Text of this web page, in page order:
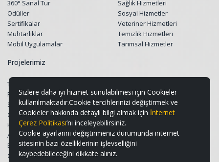
360° Sanal Tur
Ödüller
Sertifikalar
Muhtarlıklar
Mobil Uygulamalar
Sağlık Hizmetleri
Sosyal Hizmetler
Veteriner Hizmetleri
Temizlik Hizmetleri
Tarımsal Hizmetler
Projelerimiz
Tüm Projeler
Restorasyon Projeleri
Sosyal Belediyecilik Projeleri
Gençlik ve Spor Projeleri
Kültür & Sanat ve Turizm Projeleri
Altyapı ve Üstyapı Projeleri
Eğitim Destek Projeleri
Çevre, Peyzaj ve Geri Dönüşüm
Sizlere daha iyi hizmet sunulabilmesi için Cookieler
kullanılmaktadır.Cookie tercihlerinizi değiştirmek ve
Cookieler hakkında detaylı bilgi almak için İnternet
Çerez Politikası’nı inceleyebilirsiniz.
Cookie ayarlarını değiştirmeniz durumunda internet
sitesinin bazı özelliklerinin işlevselliğini
kaybedebileceğini dikkate alınız.